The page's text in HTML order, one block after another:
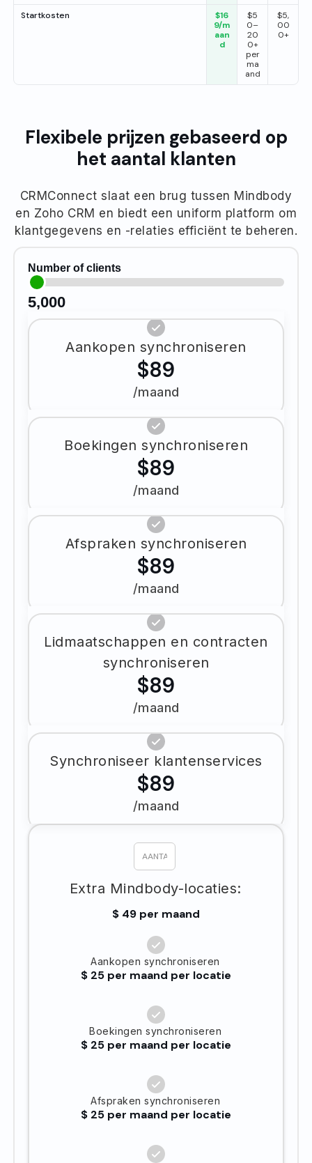
Startkosten
$16
9/m
aan
d
$5
0–
20
0+
per
ma
and
$5,
00
0+
Flexibele prijzen gebaseerd op
het aantal klanten
CRMConnect slaat een brug tussen Mindbody
en Zoho CRM en biedt een uniform platform om
klantgegevens en -relaties efficiënt te beheren.
Number of clients
5,000
Aankopen synchroniseren
$89
/maand
Boekingen synchroniseren
$89
/maand
Afspraken synchroniseren
$89
/maand
Lidmaatschappen en contracten
synchroniseren
$89
/maand
Synchroniseer klantenservices
$89
/maand
Extra Mindbody-locaties:
$ 49 per maand
Aankopen synchroniseren
$ 25 per maand per locatie
Boekingen synchroniseren
$ 25 per maand per locatie
Afspraken synchroniseren
$ 25 per maand per locatie